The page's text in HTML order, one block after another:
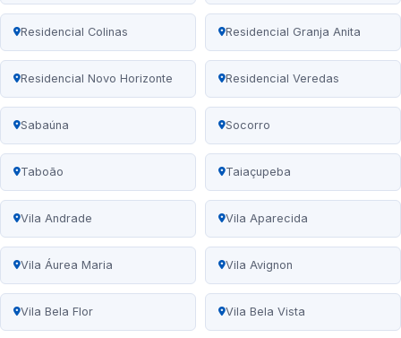
Residencial Colinas Residencial Granja Anita
Residencial Novo Horizonte Residencial Veredas
Sabaúna Socorro
Taboão Taiaçupeba
Vila Andrade Vila Aparecida
Vila Áurea Maria Vila Avignon
Vila Bela Flor Vila Bela Vista